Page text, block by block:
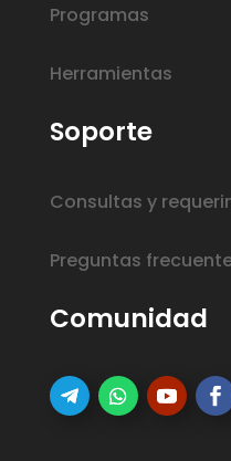
Programas
Herramientas
Soporte
Consultas y
Preguntas
Comunidad